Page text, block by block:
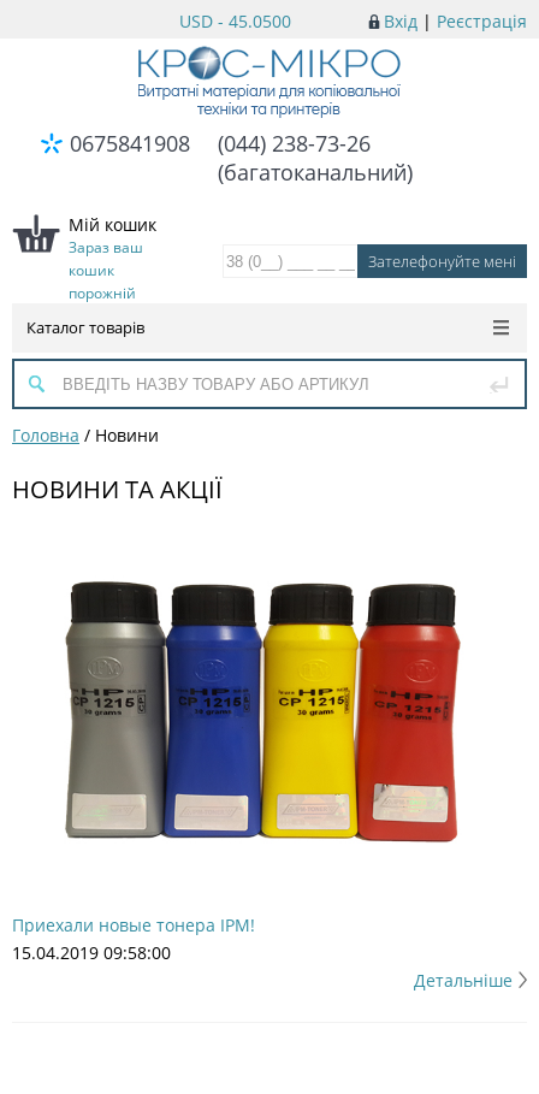
Вхід | Реєстрація
USD - 45.0500
0675841908
(044) 238-73-26
(багатоканальний)
Мій кошик
Зараз ваш
кошик
порожній
Каталог товарів
Головна / Новини
НОВИНИ ТА АКЦІЇ
Приехали новые тонера IPM!
15.04.2019 09:58:00
Детальніше